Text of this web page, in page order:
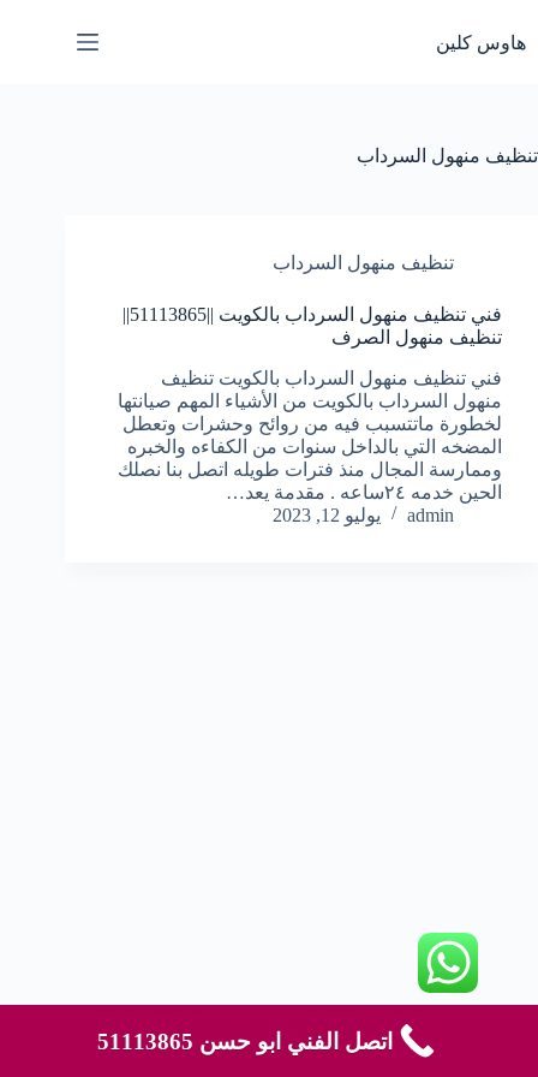
إلى
المحتوى
هاوس كلين
تنظيف منهول السرداب
تنظيف منهول السرداب
فني تنظيف منهول السرداب بالكويت ||51113865||
تنظيف منهول الصرف
فني تنظيف منهول السرداب بالكويت تنظيف
منهول السرداب بالكويت من الأشياء المهم صيانتها
لخطورة ماتتسبب فيه من روائح وحشرات وتعطل
المضخه التي بالداخل سنوات من الكفاءه والخبره
وممارسة المجال منذ فترات طويله اتصل بنا نصلك
الحين خدمه ٢٤ساعه . مقدمة يعد…
admin
يوليو 12, 2023
حقوق النشر © لعام 2026 محفوظة لموقع هاوس كلين - قالب
اتصل الفني ابو حسن 51113865